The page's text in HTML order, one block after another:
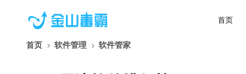
首页
首页 软件管理 软件管家